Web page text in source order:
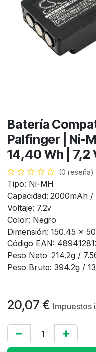
Batería
Palfinger | Ni-
14,40 Wh | 7,2
(0 reseña)
Tipo: Ni-MH
Capacidad: 2000mAh /
Voltaje: 7.2v
Color: Negro
Dimensión: 150.45 x
Código EAN:
Peso Neto: 214.2g /
Peso Bruto: 394.2g /
20,07 € Impuestos